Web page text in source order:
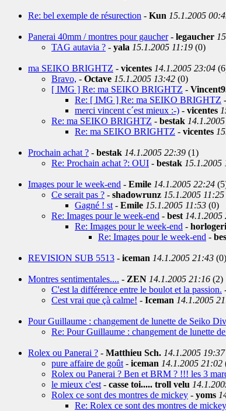
Re: bel exemple de résurection - Kun 15.1.2005
Panerai 40mm / montres pour gaucher- legaucher
TAG autavia ? - yala 15.1.2005 11:19 (0)
ma SEIKO BRIGHTZ - vicentes 14.1.2005 23:04
Bravo, - Octave 15.1.2005 13:42 (0)
[ IMG ] Re: ma SEIKO BRIGHTZ -
Re: [ IMG ] Re: ma SEIKO BRIGHTZ -
merci vincent c´est mieux :-) - vicentes
Re: ma SEIKO BRIGHTZ - bestak
Re: ma SEIKO BRIGHTZ - vicentes
Prochain achat ? - bestak 14.1.2005 22:39 (1)
Re: Prochain achat ?: OUI - bestak 15.1.2005
Images pour le week-end - Emile 14.1.2005 22:24
Ce serait pas ? - shadowrunz 15.1.2005 11:25
Gagné ! st - Emile 15.1.2005 11:53 (0)
Re: Images pour le week-end - best 14.1.2005
Re: Images pour le week-end -
Re: Images pour le week-end -
REVISION SUB 5513 - iceman 14.1.2005 21:43 (0)
Montres sentimentales.... - ZEN 14.1.2005 21:16 (2)
C'est la différence entre le boulot et la passion.
Cest vrai que çà calme! - Iceman 14.1.2005
Pour Guillaume : changement de lunette de Seiko
Re: Pour Guillaume : changement de lunette
Rolex ou Panerai ? - Matthieu Sch. 14.1.2005 19:37
pure affaire de goût - iceman 14.1.2005 21:02
Rolex ou Panerai ? Ben et BRM ? !!! les 3
le mieux c'est - casse toi..... troll velu
Rolex ce sont des montres de mickey - yoms
Re: Rolex ce sont des montres de mickey